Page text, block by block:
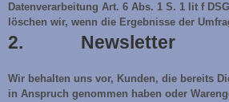
Datenverarbeitung Art. 6 Abs. 1 S. 1 lit f
löschen wir, wenn die Ergebnisse der
2. Newsletter
Wir behalten uns vor, Kunden, die bereits
in Anspruch genommen haben oder